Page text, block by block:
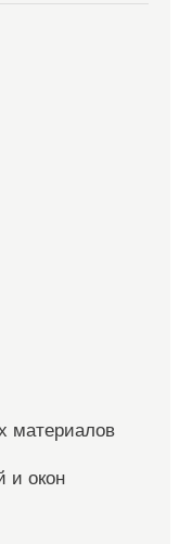
материалов
и окон